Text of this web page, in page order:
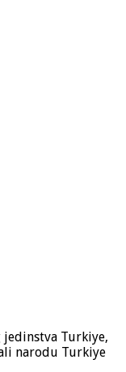
jedinstva Turkiye,
narodu Turkiye